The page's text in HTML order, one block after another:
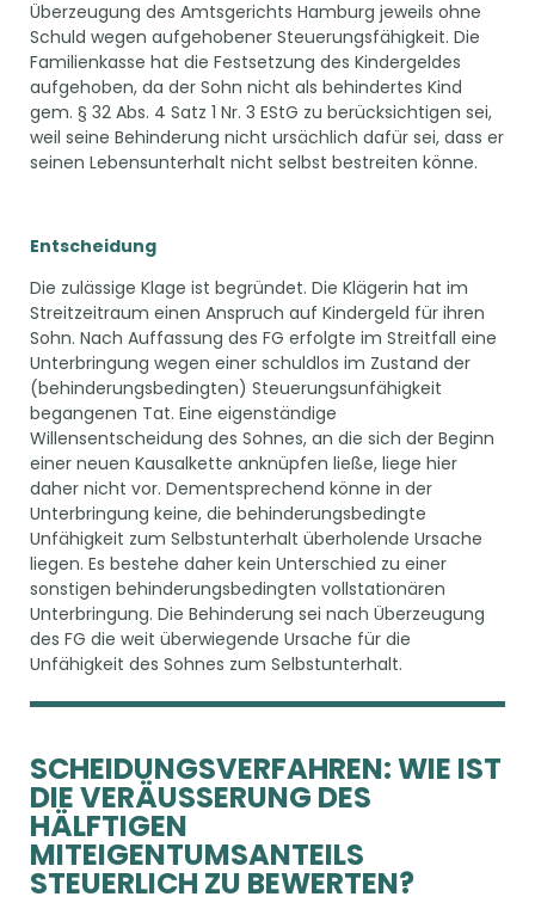
Überzeugung des Amtsgerichts Hamburg jeweils ohne
Schuld wegen aufgehobener Steuerungsfähigkeit. Die
Familienkasse hat die Festsetzung des Kindergeldes
aufgehoben, da der Sohn nicht als behindertes Kind
gem. § 32 Abs. 4 Satz 1 Nr. 3 EStG zu berücksichtigen sei,
weil seine Behinderung nicht ursächlich dafür sei, dass er
seinen Lebensunterhalt nicht selbst bestreiten könne.
Entscheidung
Die zulässige Klage ist begründet. Die Klägerin hat im
Streitzeitraum einen Anspruch auf Kindergeld für ihren
Sohn. Nach Auffassung des FG erfolgte im Streitfall eine
Unterbringung wegen einer schuldlos im Zustand der
(behinderungsbedingten) Steuerungsunfähigkeit
begangenen Tat. Eine eigenständige
Willensentscheidung des Sohnes, an die sich der Beginn
einer neuen Kausalkette anknüpfen ließe, liege hier
daher nicht vor. Dementsprechend könne in der
Unterbringung keine, die behinderungsbedingte
Unfähigkeit zum Selbstunterhalt überholende Ursache
liegen. Es bestehe daher kein Unterschied zu einer
sonstigen behinderungsbedingten vollstationären
Unterbringung. Die Behinderung sei nach Überzeugung
des FG die weit überwiegende Ursache für die
Unfähigkeit des Sohnes zum Selbstunterhalt.
SCHEIDUNGSVERFAHREN: WIE IST
DIE VERÄUSSERUNG DES H
ÄLFTIGEN M
ITEIGENTUMSANTEILS S
TEUERLICH ZU BEWERTEN?